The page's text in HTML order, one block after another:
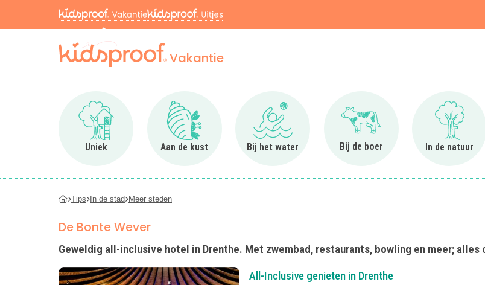
Vakantie
Uniek
Ga naar Uniek
Aan de kust
Ga naar Aan de kust
Bij het water
Ga naar Bij het water
Bij de boer
Ga naar Bij de boer
In de natuur
Ga
Tips In de stad Meer steden
De Bonte Wever
Geweldig all-inclusive hotel in Drenthe. Met zwembad, restaurants, bowling en meer; alles
All-Inclusive genieten in Drenthe